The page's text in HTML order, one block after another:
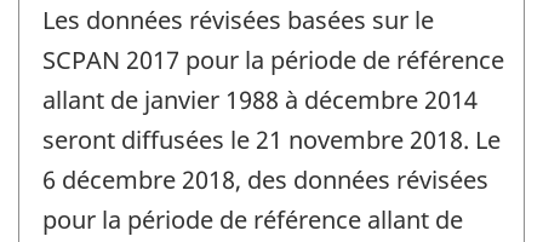
Les données révisées basées sur le
SCPAN 2017 pour la période de référence
allant de janvier 1988 à décembre 2014
seront diffusées le 21 novembre 2018. Le
6 décembre 2018, des données révisées
pour la période de référence allant de